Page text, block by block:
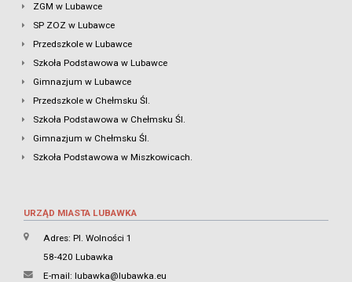
ZGM w Lubawce
SP ZOZ w Lubawce
Przedszkole w Lubawce
Szkoła Podstawowa w Lubawce
Gimnazjum w Lubawce
Przedszkole w Chełmsku Śl.
Szkoła Podstawowa w Chełmsku Śl.
Gimnazjum w Chełmsku Śl.
Szkoła Podstawowa w Miszkowicach.
URZĄD MIASTA LUBAWKA
Adres: Pl. Wolności 1
58-420 Lubawka
E-mail: lubawka@lubawka.eu